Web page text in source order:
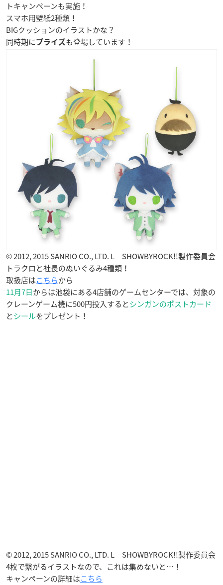
トキャンペーンも実施！
スマホ用壁紙2種類！
BIGクッションのイラストかな？
同時期にプライズ も登場しています！
© 2012, 2015 SANRIO CO., LTD. L SHOWBYROCK!!製作委員会
トラクロと社長のぬいぐるみ4種類！
取扱店はこちらから
11月7日からは池袋にある4店舗のゲームセンターでは、対象の
クレーンゲーム機に500円投入するとシンガンのポストカード
とシールをプレゼント！
© 2012, 2015 SANRIO CO., LTD. L SHOWBYROCK!!製作委員会
4枚で繋がるイラストなので、これは集めないと…！
キャンペーンの詳細はこちら